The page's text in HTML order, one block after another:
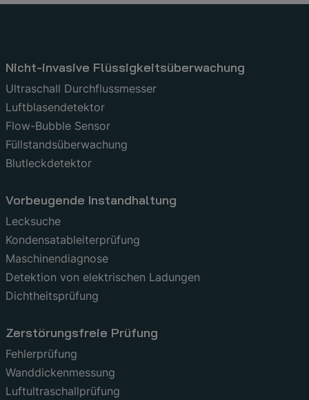
Nicht-invasive Flüssigkeitsüberwachung
Ultraschall Durchflussmesser
Luftblasendetektor
Flow-Bubble Sensor
Füllstandsüberwachung
Blutleckdetektor
Vorbeugende Instandhaltung
Lecksuche
Kondensatableiterprüfung
Maschinendiagnose
Detektion von elektrischen Ladungen
Dichtheitsprüfung
Zerstörungsfreie Prüfung
Fehlerprüfung
Wanddickenmessung
Luftultraschallprüfung